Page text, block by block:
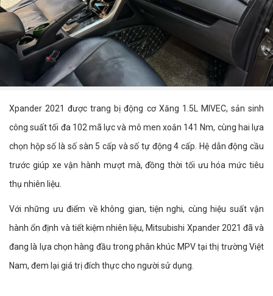
Xpander 2021 được trang bị động cơ Xăng 1.5L MIVEC, sản sinh
công suất tối đa 102 mã lực và mô men xoắn 141 Nm, cùng hai lựa
chọn hộp số là số sàn 5 cấp và số tự động 4 cấp. Hệ dẫn động cầu
trước giúp xe vận hành mượt mà, đồng thời tối ưu hóa mức tiêu
thụ nhiên liệu.
Với những ưu điểm về không gian, tiện nghi, cùng hiệu suất vận
hành ổn định và tiết kiệm nhiên liệu, Mitsubishi Xpander 2021 đã và
đang là lựa chọn hàng đầu trong phân khúc MPV tại thị trường Việt
Nam, đem lại giá trị đích thực cho người sử dụng.​